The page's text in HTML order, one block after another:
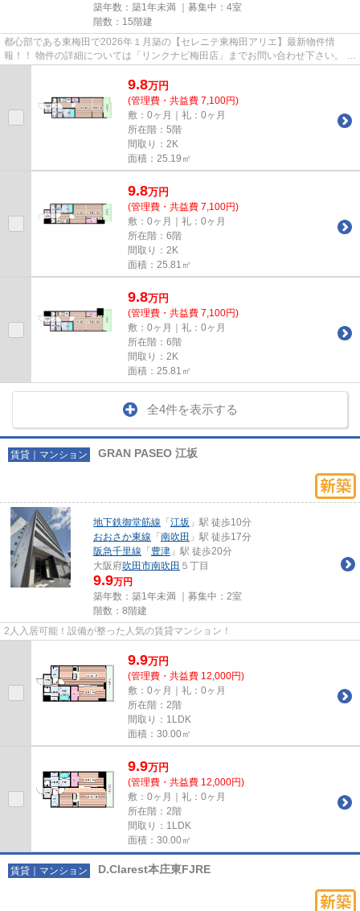
築年数：築1年未満 ｜募集中： 4室
階数：15階建
都心部である東梅田で2026年１月築の【セレニテ東梅田アリエ】最新物件情
報！！ 物件の詳細については「リンクナビ梅田店」までお問い合わせ下さい。 梅
9.8万円
(管理費・共益費 7,100円)
敷：0ヶ月｜礼：0ヶ月
所在階：5階
間取り：2K
面積：25.19㎡
9.8万円
(管理費・共益費 7,100円)
敷：0ヶ月｜礼：0ヶ月
所在階：6階
間取り：2K
面積：25.81㎡
9.8万円
(管理費・共益費 7,100円)
敷：0ヶ月｜礼：0ヶ月
所在階：6階
間取り：2K
面積：25.81㎡
全4件を表示する
賃貸｜マンション GRAN PASEO 江坂
地下鉄御堂筋線 「 江坂 」駅 徒歩10分
おおさか東線 「 南吹田 」駅 徒歩17分
阪急千里線 「 豊津 」駅 徒歩20分
大阪府吹田市南吹田 ５丁目
9.9万円
築年数：築1年未満 ｜募集中： 2室
階数：8階建
2人入居可能！設備が整った人気の賃貸マンション！
9.9万円
(管理費・共益費 12,000円)
敷：0ヶ月｜礼：0ヶ月
所在階：2階
間取り：1LDK
面積：30.00㎡
9.9万円
(管理費・共益費 12,000円)
敷：0ヶ月｜礼：0ヶ月
所在階：2階
間取り：1LDK
面積：30.00㎡
賃貸｜マンション D.Clarest本庄東FJRE